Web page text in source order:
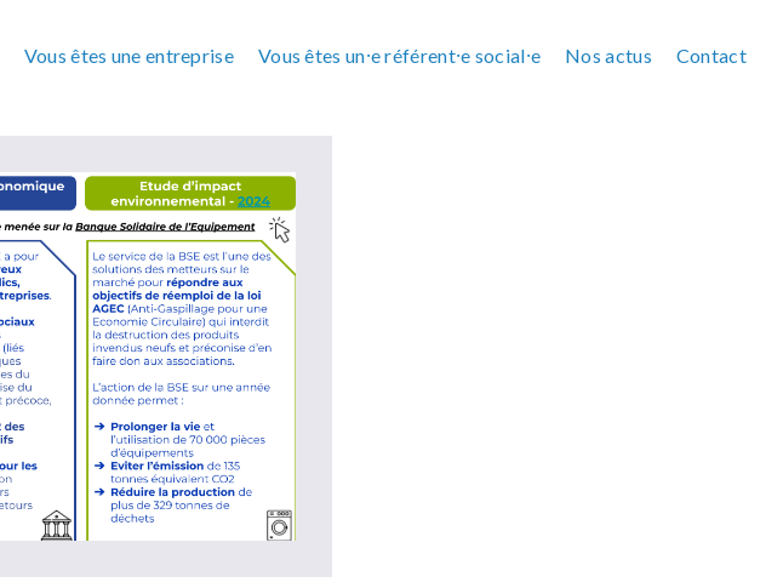
Vous êtes une entreprise Vous êtes un⸱e référent⸱e social⸱e Nos actus Contact